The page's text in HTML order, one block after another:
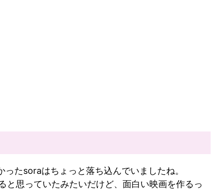
たsoraはちょっと落ち込んでいましたね。
と思っていたみたいだけど、面白い映画を作るっ